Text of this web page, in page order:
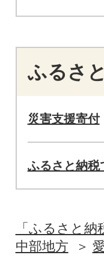
ふるさ
災害支援寄付
ふるさと納税
「ふるさと納
中部地方